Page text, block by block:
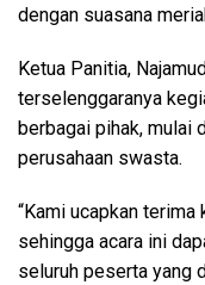
dengan suasana
Ketua Panitia,
terselenggaranya
berbagai pihak, mulai
perusahaan swasta.
“Kami ucapkan
sehingga acara ini
seluruh peserta yang